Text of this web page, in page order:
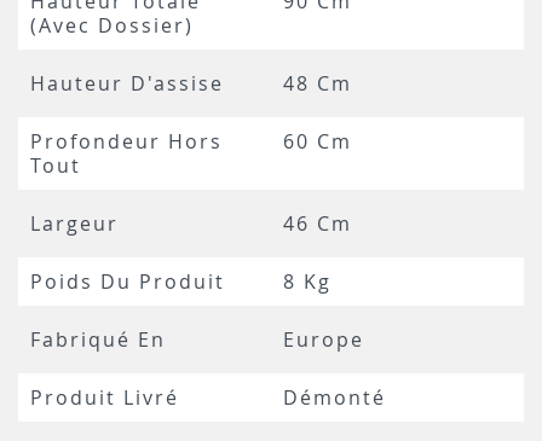
(avec Dossier)
Hauteur D'assise 48 Cm
Profondeur Hors
Tout
60 Cm
Largeur 46 Cm
Poids Du Produit 8 Kg
Fabriqué En Europe
Produit Livré Démonté